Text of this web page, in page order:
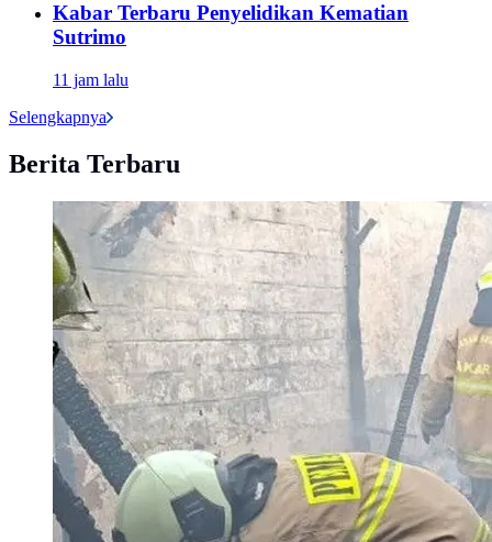
Kabar Terbaru Penyelidikan Kematian
Sutrimo
11 jam lalu
Selengkapnya
Berita Terbaru